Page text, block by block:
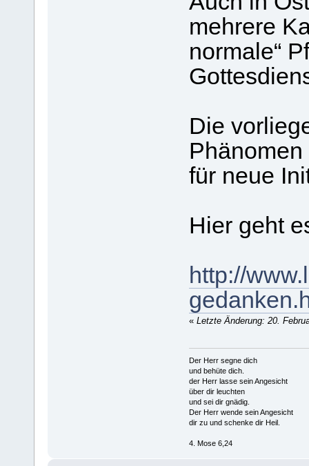
mehrere
normale“
Die
für neue
Hier geht
http://
« Letzte Änderung: 20.
Der Herr segne dich
und behüte dich.
der Herr lasse sein Angesicht
über dir leuchten
und sei dir gnädig.
Der Herr wende sein Angesicht
dir zu und schenke dir Heil.
4. Mose 6,24